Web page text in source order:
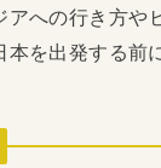
アへの行き方や
本を出発する前